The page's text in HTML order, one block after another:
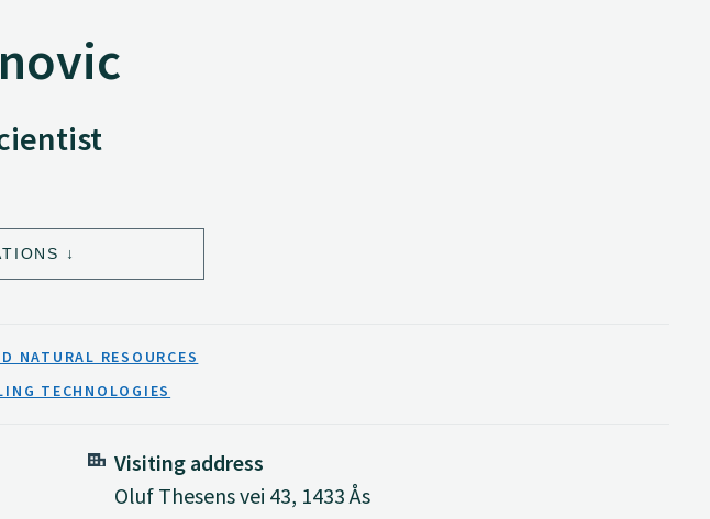
NATURAL RESOURCES
TECHNOLOGIES
Visiting address
Oluf Thesens vei 43, 1433 Ås